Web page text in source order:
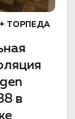
+ ТОРПЕДА
в